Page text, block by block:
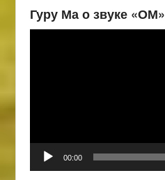
Гуру Ма о звуке «ОМ»
00:00